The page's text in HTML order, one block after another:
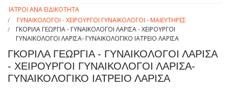
ΙΑΤΡΟΙ ΑΝΑ ΕΙΔΙΚΟΤΗΤΑ
ΓΥΝΑΙΚΟΛΟΓΟΙ - ΧΕΙΡΟΥΡΓΟΙ ΓΥΝΑΙΚΟΛΟΓΟΙ - ΜΑΙΕΥΤΗΡΕΣ
ΓΚΟΡΙΛΑ ΓΕΩΡΓΙΑ - ΓΥΝΑΙΚΟΛΟΓΟΙ ΛΑΡΙΣΑ - ΧΕΙΡΟΥΡΓΟΙ
ΓΥΝΑΙΚΟΛΟΓΟΙ ΛΑΡΙΣΑ- ΓΥΝΑΙΚΟΛΟΓΙΚΟ ΙΑΤΡΕΙΟ ΛΑΡΙΣΑ
ΓΚΟΡΙΛΑ ΓΕΩΡΓΙΑ - ΓΥΝΑΙΚΟΛΟΓΟΙ ΛΑΡΙΣΑ
- ΧΕΙΡΟΥΡΓΟΙ ΓΥΝΑΙΚΟΛΟΓΟΙ ΛΑΡΙΣΑ-
ΓΥΝΑΙΚΟΛΟΓΙΚΟ ΙΑΤΡΕΙΟ ΛΑΡΙΣΑ